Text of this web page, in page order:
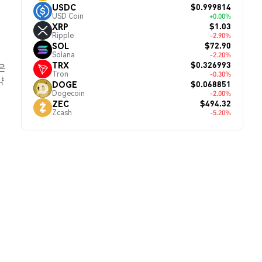
USDC
USD Coin
$0.999814
+0.00%
XRP
Ripple
$1.03
-2.90%
SOL
Solana
$72.90
-2.20%
TRX
Tron
$0.326993
-0.30%
DOGE
Dogecoin
$0.068851
-2.00%
ZEC
Zcash
$494.32
-5.20%